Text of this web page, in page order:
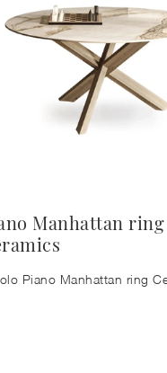
Manhattan ring